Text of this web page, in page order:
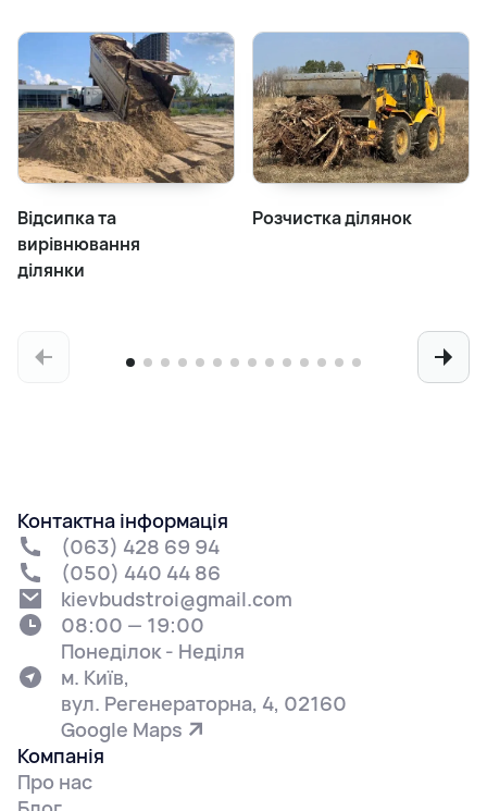
Відсипка та
вирівнювання
ділянки
Розчистка ділянок
Компанія
Про нас
Контактна інформація
(063) 428 69 94
(050) 440 44 86
kievbudstroi@gmail.com
08:00 — 19:00
Понеділок - Неділя
м. Київ,
вул. Регенераторна, 4, 02160
Google Maps